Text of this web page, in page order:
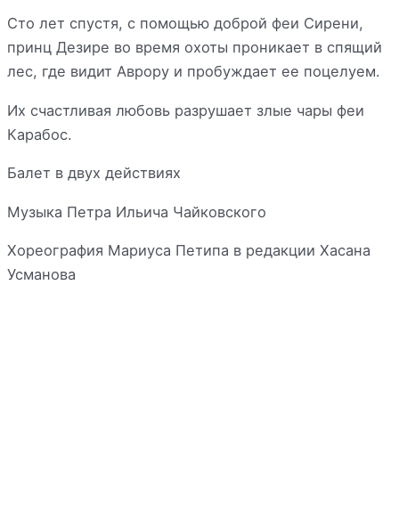
Сто лет спустя, с помощью доброй феи Сирени,
принц Дезире во время охоты проникает в спящий
лес, где видит Аврору и пробуждает ее поцелуем.
Их счастливая любовь разрушает злые чары феи
Карабос.
Балет в двух действиях
Музыка Петра Ильича Чайковского
Хореография Мариуса Петипа в редакции Хасана
Усманова